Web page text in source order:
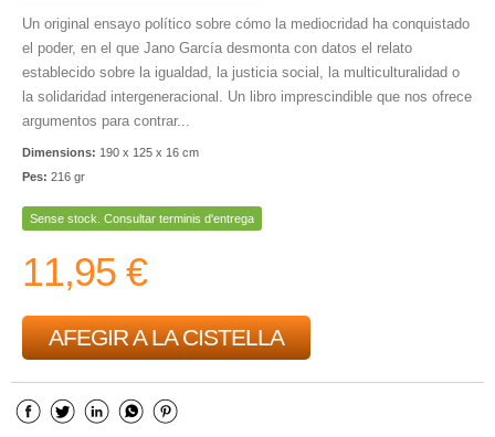
Un original ensayo político sobre cómo la mediocridad ha conquistado
el poder, en el que Jano García desmonta con datos el relato
establecido sobre la igualdad, la justicia social, la multiculturalidad o
la solidaridad intergeneracional. Un libro imprescindible que nos ofrece
argumentos para contrar...
Dimensions: 190 x 125 x 16 cm
Pes: 216 gr
Sense stock. Consultar terminis d'entrega
11,95 €
AFEGIR A LA CISTELLA